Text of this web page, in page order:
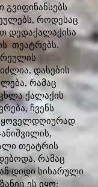
როდესაც
დედაქალაქისა
თეატრებს.
დასების
რამაც
ქალაქის
ჩვენს
ყოველდღიურად
თეატრის
რამაც
დიდი სიხარული
ეს იყო: